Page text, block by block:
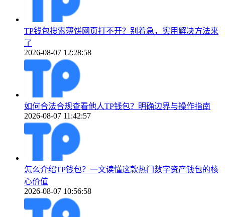
TP钱包搜索薄饼网页打不开？别着急，实用解决方法来
了
2026-08-07 12:28:58
如何合法合规查看他人TP钱包？明确边界与操作指南
2026-08-07 11:42:57
怎么介绍TP钱包？一文读懂这款热门数字资产钱包的核
心价值
2026-08-07 10:56:58